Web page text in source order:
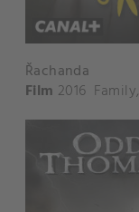
Řachanda
Film 2016 Family,